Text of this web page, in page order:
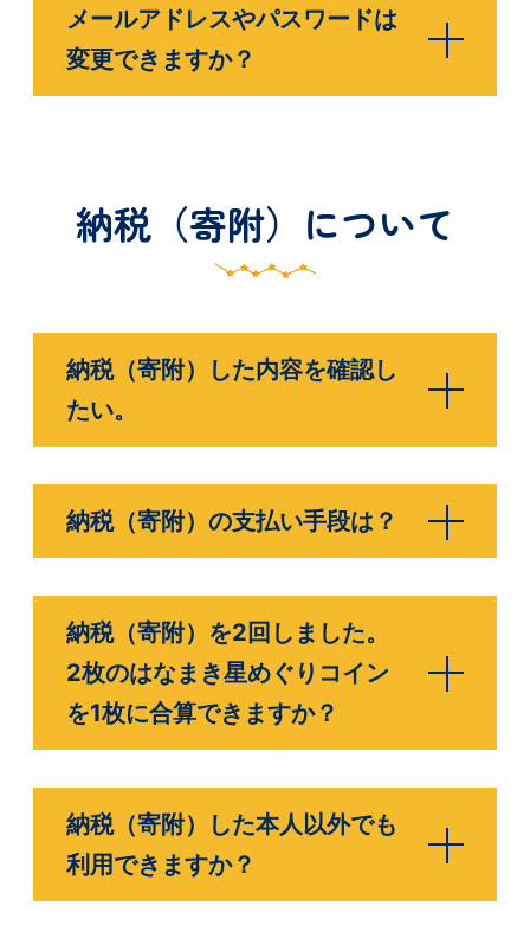
メールアドレスやパスワードは
変更できますか？
納税（寄附）について
納税（寄附）した内容を確認し
たい。
納税（寄附）の支払い手段は？
納税（寄附）を2回しました。
2枚のはなまき星めぐりコイン
を1枚に合算できますか？
納税（寄附）した本人以外でも
利用できますか？